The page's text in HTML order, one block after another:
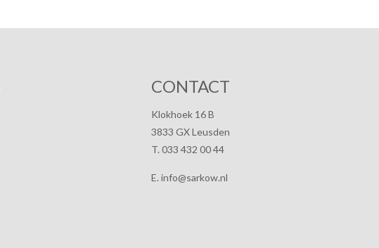
CONTACT
Klokhoek 16 B
3833 GX Leusden
T. 033 432 00 44
E. info@sarkow.nl